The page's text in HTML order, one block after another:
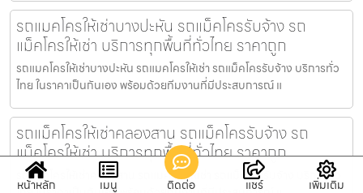
รถแมคโครให้เช่าบางปะหัน รถแม็คโครรับจ้าง รถ
แม็คโครให้เช่า บริการทุกพื้นที่ทั่วไทย ราคาถูก
รถแมคโครให้เช่าบางปะหัน รถแมคโครให้เช่า รถแม็คโครรับจ้าง บริการทั่ว
ไทย ในราคาเป็นกันเอง พร้อมด้วยทีมงานที่มีประสบการณ์ แ
รถแม็คโครให้เช่าคลองสาน รถแม็คโครรับจ้าง รถ
แม็คโครให้เช่า บริการทุกพื้นที่ทั่วไทย ราคาถูก
รถแม็คโครให้เช่าคลองสาน รถแมคโครให้เช่า รถแม็คโครรับจ้าง บริการทั่ว
หน้าหลัก เมนู ติดต่อ แชร์ เพิ่มเติม